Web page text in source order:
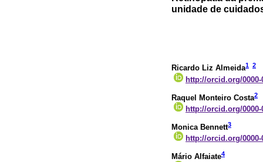
unidade de
Ricardo Liz Almeida1 2
http://orcid.org/0000-
Raquel Monteiro Costa2
http://orcid.org/0000-
Monica Bennett3
http://orcid.org/0000-
Mário Alfaiate4